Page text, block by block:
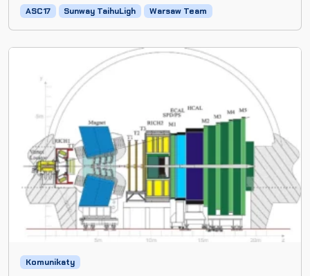
ASC17 Sunway TaihuLigh Warsaw Team
Komunikaty